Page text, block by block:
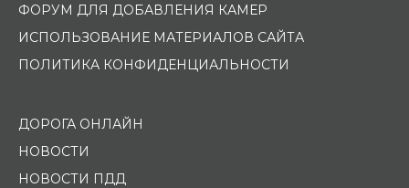
ФОРУМ ДЛЯ ДОБАВЛЕНИЯ КАМЕР
ИСПОЛЬЗОВАНИЕ МАТЕРИАЛОВ САЙТА
ПОЛИТИКА КОНФИДЕНЦИАЛЬНОСТИ
ДОРОГА ОНЛАЙН
НОВОСТИ
НОВОСТИ ПДД